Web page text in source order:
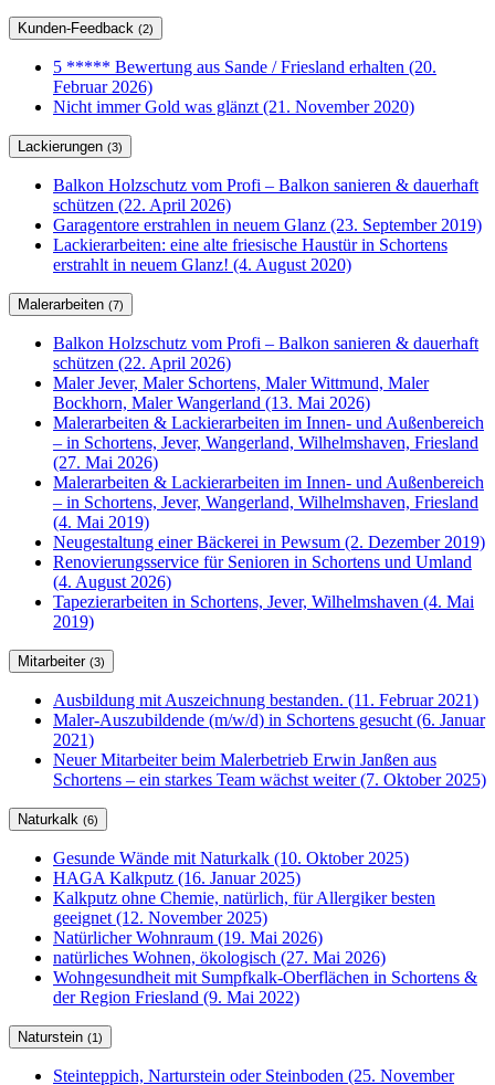
Kunden-Feedback (2)
5 ***** Bewertung aus Sande / Friesland erhalten (20.
Februar 2026)
Nicht immer Gold was glänzt (21. November 2020)
Lackierungen (3)
Balkon Holzschutz vom Profi – Balkon sanieren & dauerhaft
schützen (22. April 2026)
Garagentore erstrahlen in neuem Glanz (23. September 2019)
Lackierarbeiten: eine alte friesische Haustür in Schortens
erstrahlt in neuem Glanz! (4. August 2020)
Malerarbeiten (7)
Balkon Holzschutz vom Profi – Balkon sanieren & dauerhaft
schützen (22. April 2026)
Maler Jever, Maler Schortens, Maler Wittmund, Maler
Bockhorn, Maler Wangerland (13. Mai 2026)
Malerarbeiten & Lackierarbeiten im Innen- und Außenbereich
– in Schortens, Jever, Wangerland, Wilhelmshaven, Friesland
(27. Mai 2026)
Malerarbeiten & Lackierarbeiten im Innen- und Außenbereich
– in Schortens, Jever, Wangerland, Wilhelmshaven, Friesland
(4. Mai 2019)
Neugestaltung einer Bäckerei in Pewsum (2. Dezember 2019)
Renovierungsservice für Senioren in Schortens und Umland
(4. August 2026)
Tapezierarbeiten in Schortens, Jever, Wilhelmshaven (4. Mai
2019)
Mitarbeiter (3)
Ausbildung mit Auszeichnung bestanden. (11. Februar 2021)
Maler-Auszubildende (m/w/d) in Schortens gesucht (6. Januar
2021)
Neuer Mitarbeiter beim Malerbetrieb Erwin Janßen aus
Schortens – ein starkes Team wächst weiter (7. Oktober 2025)
Naturkalk (6)
Gesunde Wände mit Naturkalk (10. Oktober 2025)
HAGA Kalkputz (16. Januar 2025)
Kalkputz ohne Chemie, natürlich, für Allergiker besten
geeignet (12. November 2025)
Natürlicher Wohnraum (19. Mai 2026)
natürliches Wohnen, ökologisch (27. Mai 2026)
Wohngesundheit mit Sumpfkalk-Oberflächen in Schortens &
der Region Friesland (9. Mai 2022)
Naturstein (1)
Steinteppich, Narturstein oder Steinboden (25. November